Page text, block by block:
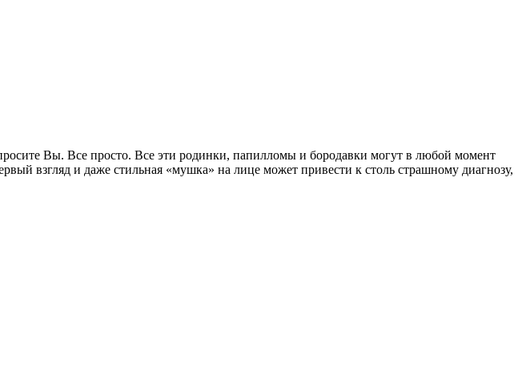
Вы. Все просто. Все эти родинки, папилломы и бородавки могут в любой момент
взгляд и даже стильная «мушка» на лице может привести к столь страшному диагнозу,